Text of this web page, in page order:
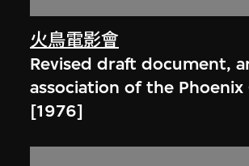
火鳥電影會
Revised draft document,
association of the Phoenix
[1976]